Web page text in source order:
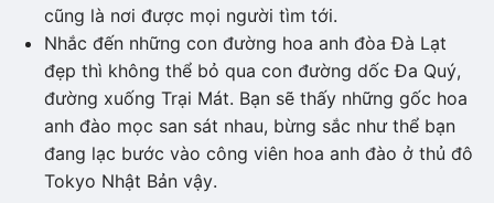
cũng là nơi được mọi người tìm tới.
Nhắc đến những con đường hoa anh đòa Đà Lạt
đẹp thì không thể bỏ qua con đường dốc Đa Quý,
đường xuống Trại Mát. Bạn sẽ thấy những gốc hoa
anh đào mọc san sát nhau, bừng sắc như thể bạn
đang lạc bước vào công viên hoa anh đào ở thủ đô
Tokyo Nhật Bản vậy.